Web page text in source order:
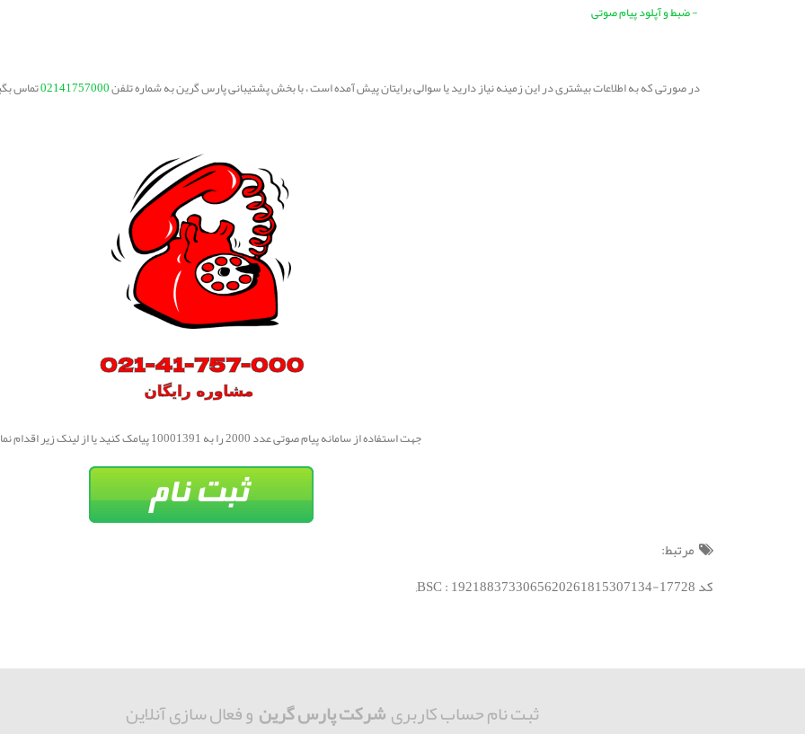
- ضبط و آپلود پیام صوتی
در صورتی که به اطلاعات بیشتری در این زمینه نیاز دارید یا سوالی برایتان پیش آمده است ، با بخش پشتیبانی پارس گرین به شماره تلفن02141757000تماس
جهت استفاده از سامانه پیام صوتی عدد 2000 را به 10001391 پیامک کنید یا از لینک زیر اقدام نمایید.
مرتبط:
کد BSC : 1921883733065620261815307134-17728;
ثبت نام حساب کاربریشرکت پارس گرین و فعال سازی آنلاین